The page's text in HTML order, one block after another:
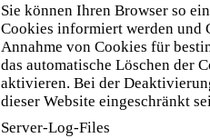
Sie können Ihren Browser so
Cookies informiert werden und
Annahme von Cookies für
das automatische Löschen der
aktivieren. Bei der
dieser Website eingeschränkt
Server-Log-Files